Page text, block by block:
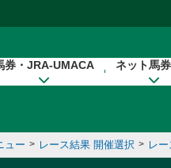
券・JRA-UMACA ネット馬
ュー > レース結果 開催選択 > レ